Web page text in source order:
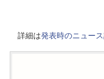
詳細は発表時のニュー